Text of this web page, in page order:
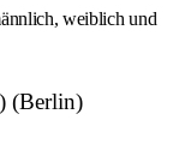
weiblich und
(Berlin)